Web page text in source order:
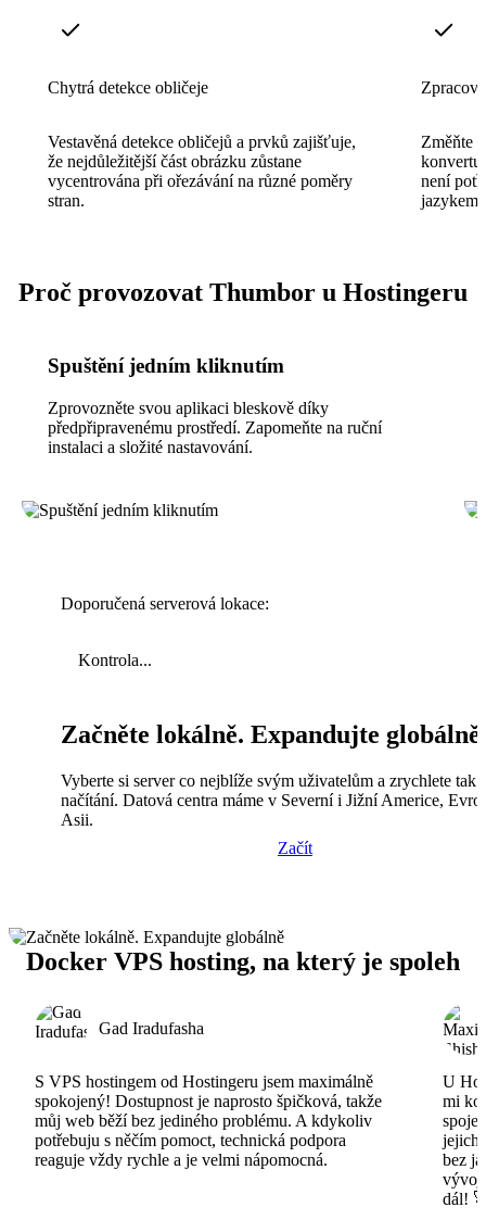
Chytrá detekce obličeje
Vestavěná detekce obličejů a prvků zajišťuje,
že nejdůležitější část obrázku zůstane
vycentrována při ořezávání na různé poměry
stran.
Změňte
není
jazykem
Proč provozovat Thumbor u Hostingeru
Spuštění jedním kliknutím
Zprovozněte svou aplikaci bleskově díky
předpřipravenému prostředí. Zapomeňte na ruční
instalaci a složité nastavování.
Doporučená serverová lokace:
Kontrola...
Začněte lokálně. Expandujte globálně
Vyberte si server co nejblíže svým uživatelům a zrychlete tak
načítání. Datová centra máme v Severní i Jižní Americe,
Asii.
Začít
Docker VPS hosting, na který je spoleh
Gad Iradufasha
S VPS hostingem od Hostingeru jsem maximálně
spokojený! Dostupnost je naprosto špičková, takže
můj web běží bez jediného problému. A kdykoliv
potřebuju s něčím pomoct, technická podpora
reaguje vždy rychle a je velmi nápomocná.
U
mi
jejich
bez
dál!